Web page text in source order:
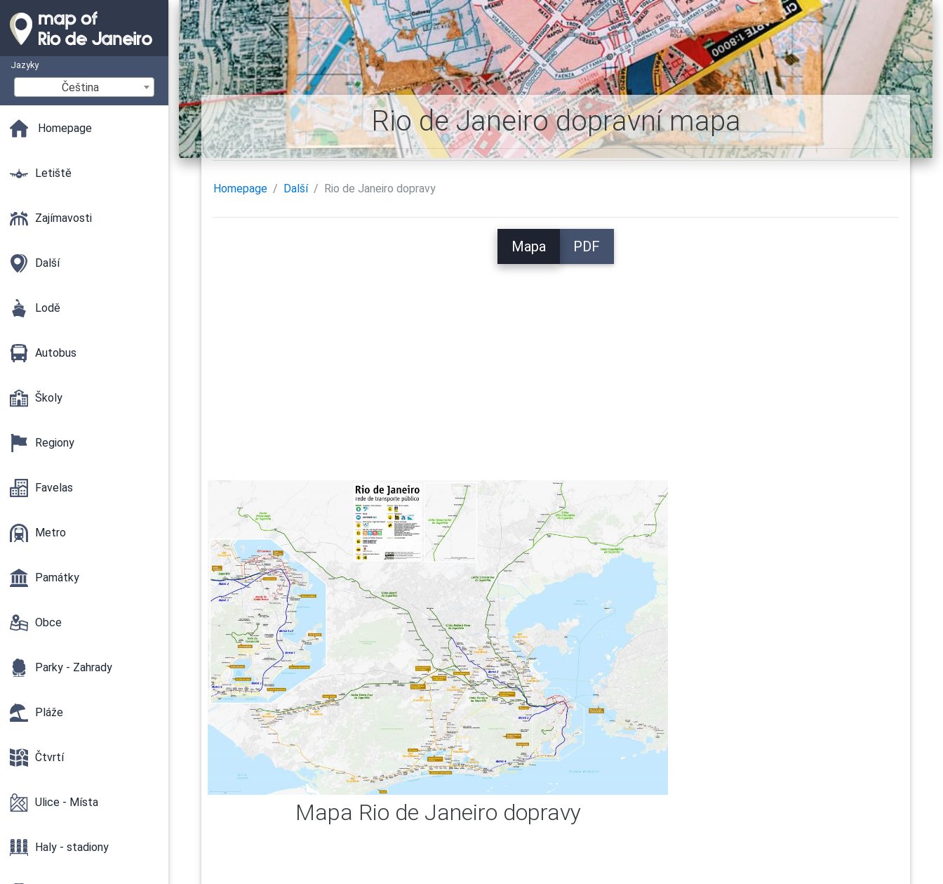
Jazyky
Čeština
Homepage
Letiště
Zajímavosti
Další
Lodě
Autobus
Školy
Regiony
Favelas
Metro
Památky
Obce
Parky - Zahrady
Pláže
Čtvrtí
Ulice - Místa
Haly - stadiony
Rio de Janeiro dopravní mapa
Homepage Další Rio de Janeiro dopravy
Mapa PDF
Mapa Rio de Janeiro dopravy